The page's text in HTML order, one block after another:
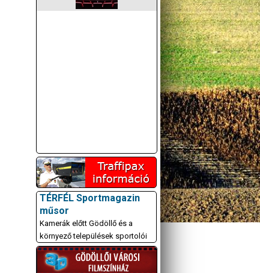
TÉRFÉL Sportmagazin
műsor
Kamerák előtt Gödöllő és a
környező települések sportolói